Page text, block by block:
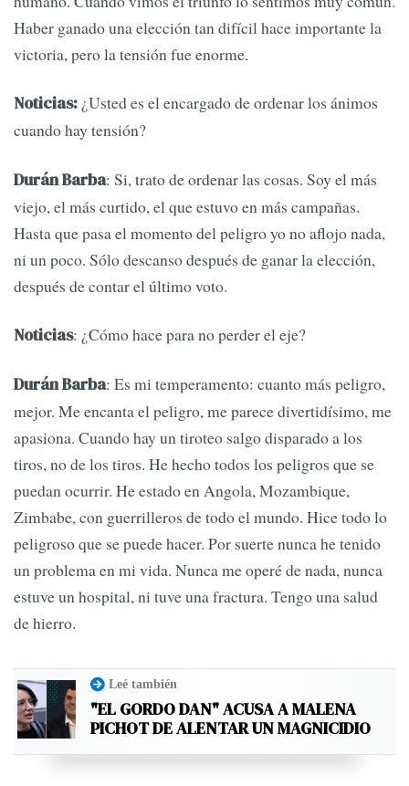
Haber ganado una elección tan difícil hace importante la
victoria, pero la tensión fue enorme.
Noticias: ¿Usted es el encargado de ordenar los ánimos
cuando hay tensión?
Durán Barba: Si, trato de ordenar las cosas. Soy el más
viejo, el más curtido, el que estuvo en más campañas.
Hasta que pasa el momento del peligro yo no aflojo nada,
ni un poco. Sólo descanso después de ganar la elección,
después de contar el último voto.
Noticias: ¿Cómo hace para no perder el eje?
Durán Barba: Es mi temperamento: cuanto más peligro,
mejor. Me encanta el peligro, me parece divertidísimo, me
apasiona. Cuando hay un tiroteo salgo disparado a los
tiros, no de los tiros. He hecho todos los peligros que se
puedan ocurrir. He estado en Angola, Mozambique,
Zimbabe, con guerrilleros de todo el mundo. Hice todo lo
peligroso que se puede hacer. Por suerte nunca he tenido
un problema en mi vida. Nunca me operé de nada, nunca
estuve un hospital, ni tuve una fractura. Tengo una salud
de hierro.
Leé también
"EL GORDO DAN" ACUSA A MALENA
PICHOT DE ALENTAR UN MAGNICIDIO